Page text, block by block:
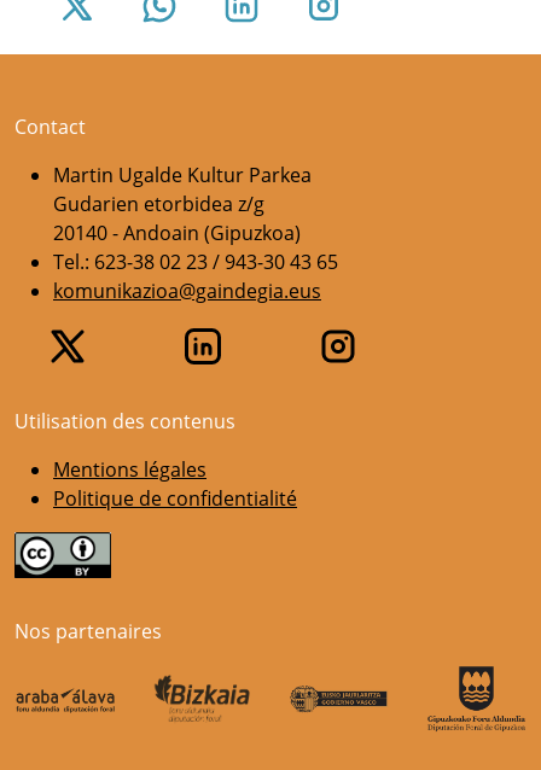
Contact
Martin Ugalde Kultur Parkea
Gudarien etorbidea z/g
20140 - Andoain (Gipuzkoa)
Tel.: 623-38 02 23 / 943-30 43 65
komunikazioa@gaindegia.eus
Utilisation des contenus
Mentions légales
Politique de confidentialité
Nos partenaires